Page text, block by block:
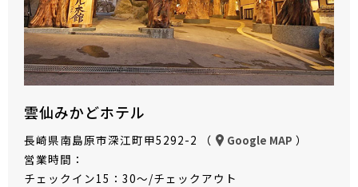
雲仙みかどホテル
長崎県南島原市深江町甲5292-2 （ Google MAP ）
営業時間：
チェックイン15：30～/チェックアウト